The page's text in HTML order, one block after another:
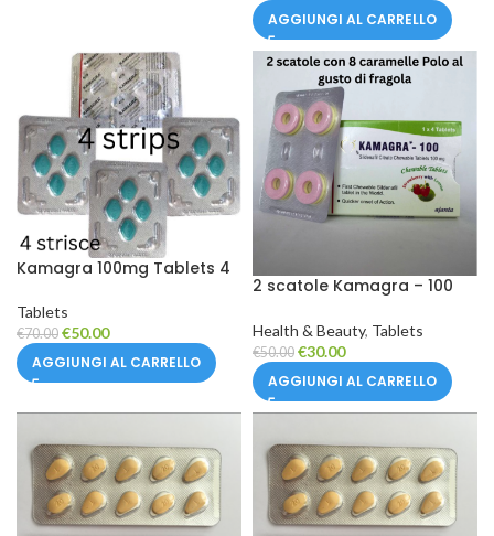
AGGIUNGI AL CARRELLO
Kamagra 100mg Tablets 4
Tablets
€70.00 €50.00
AGGIUNGI AL CARRELLO
2 scatole Kamagra – 100
Health & Beauty, Tablets
€50.00 €30.00
AGGIUNGI AL CARRELLO